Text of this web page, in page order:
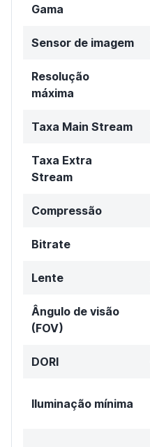
Gama
Sensor de imagem
Resolução
máxima
Taxa Main Stream
Taxa Extra
Stream
Compressão
Bitrate
Lente
Ângulo de visão
(FOV)
DORI
Iluminação mínima